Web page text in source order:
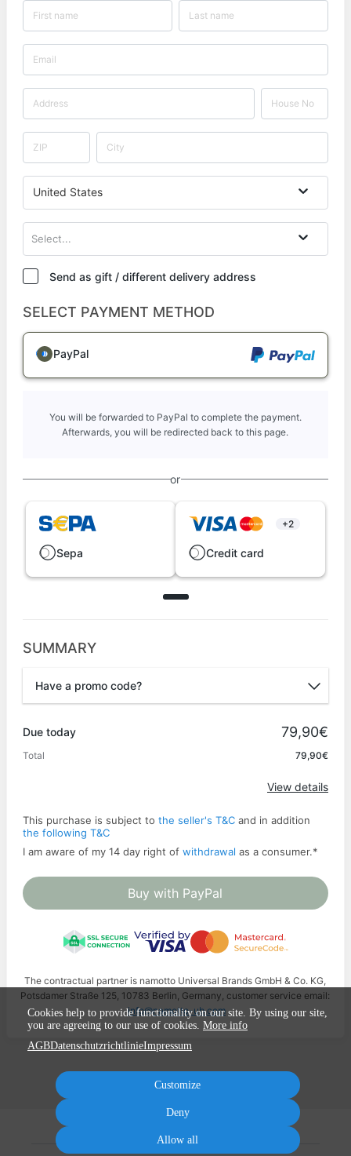
United States
Select...
Send as gift / different delivery address
SELECT PAYMENT METHOD
PayPal
You will be forwarded to PayPal to complete the payment.
Afterwards, you will be redirected back to this page.
or
Sepa
+2
Credit card
SUMMARY
Have a promo code?
Due today 79,90€
Total 79,90€
View details
This purchase is subject to the seller's T&C and in addition
the following T&C
I am aware of my 14 day right of withdrawal as a consumer.*
Buy with PayPal
The contractual partner is namotto Universal Brands GmbH & Co. KG,
Potsdamer Straße 125, 10783 Berlin, Germany, customer service email:
info@namotto-ub.com
Cookies help to provide functionality on our site. By using our site,
you are agreeing to our use of cookies. More info
AGBDatenschutzrichtlinieImpressum
Customize
Deny
Allow all